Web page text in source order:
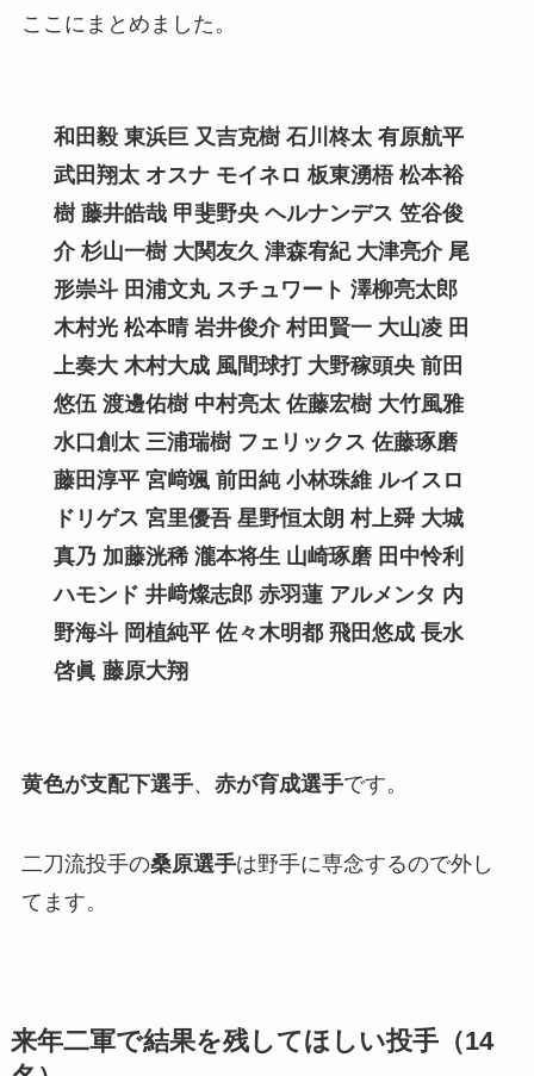
ここにまとめました。
和田毅 東浜巨 又吉克樹 石川柊太 有原航平
武田翔太 オスナ モイネロ 板東湧梧 松本裕
樹 藤井皓哉 甲斐野央 ヘルナンデス 笠谷俊
介 杉山一樹 大関友久 津森宥紀 大津亮介 尾
形崇斗 田浦文丸 スチュワート 澤柳亮太郎
木村光 松本晴 岩井俊介 村田賢一 大山凌 田
上奏大 木村大成 風間球打 大野稼頭央 前田
悠伍 渡邊佑樹 中村亮太 佐藤宏樹 大竹風雅
水口創太 三浦瑞樹 フェリックス 佐藤琢磨
藤田淳平 宮﨑颯 前田純 小林珠維ルイスロ
ドリゲス 宮里優吾 星野恒太朗 村上舜 大城
真乃 加藤洸稀 瀧本将生 山崎琢磨 田中怜利
ハモンド 井﨑燦志郎 赤羽蓮 アルメンタ 内
野海斗 岡植純平 佐々木明都 飛田悠成 長水
啓眞 藤原大翔
黄色が支配下選手、 赤が育成選手です。
二刀流投手の桑原選手は野手に専念するので外し
てます。
来年二軍で結果を残してほしい投手（14